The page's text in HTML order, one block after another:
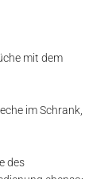
mit dem
im Schrank,
des